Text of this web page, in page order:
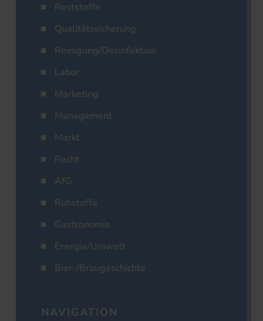
Reststoffe
Qualitätssicherung
Reinigung/Desinfektion
Labor
Marketing
Management
Markt
Recht
AfG
Rohstoffe
Gastronomie
Energie/Umwelt
Bier-/Braugeschichte
NAVIGATION